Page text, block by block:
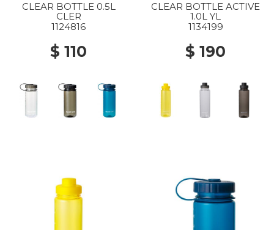
CLEAR BOTTLE 0.5L
CLER
1124816
$ 110
CLEAR BOTTLE ACTIVE
1.0L YL
1134199
$ 190